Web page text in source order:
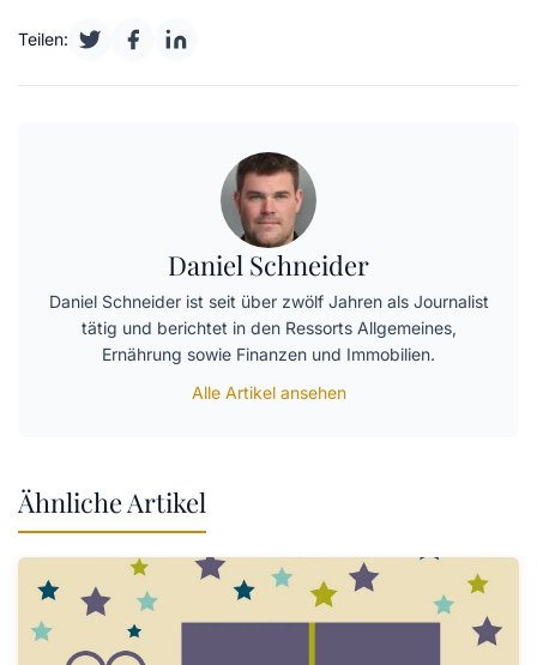
Teilen:
Daniel Schneider
Daniel Schneider ist seit über zwölf Jahren als Journalist
tätig und berichtet in den Ressorts Allgemeines,
Ernährung sowie Finanzen und Immobilien.
Alle Artikel ansehen
Ähnliche Artikel